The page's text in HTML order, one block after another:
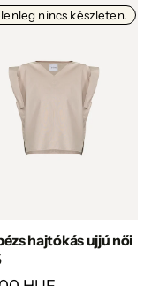
nincs készleten.
hajtókás ujjú női